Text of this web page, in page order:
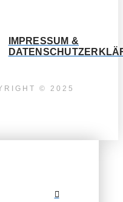
IMPRESSUM &
© 2025